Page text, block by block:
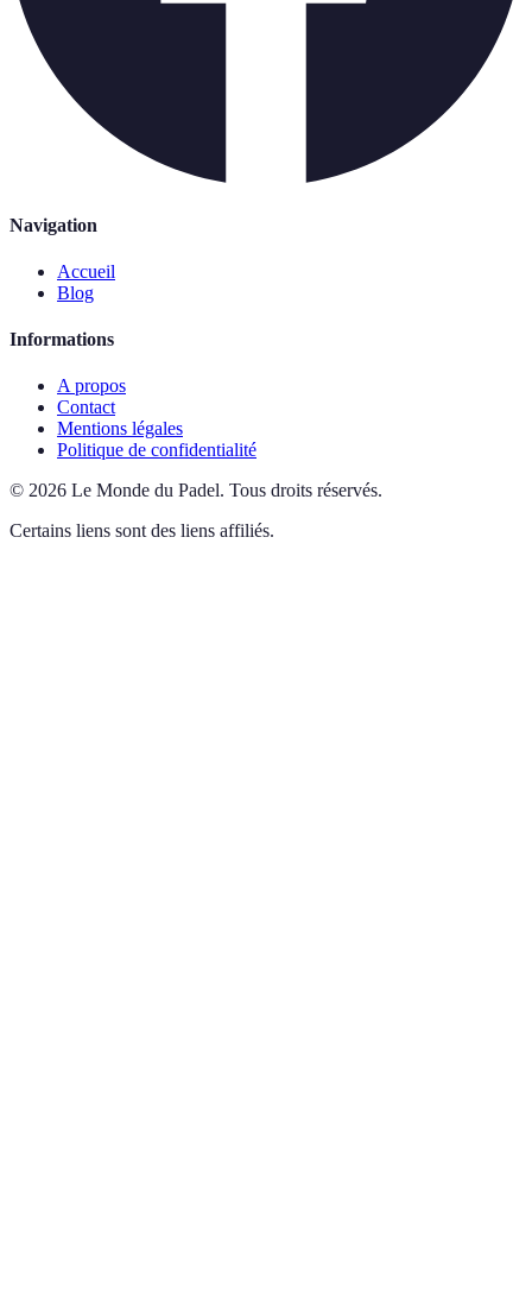
Navigation
Accueil
Blog
Informations
A propos
Contact
Mentions légales
Politique de confidentialité
© 2026 Le Monde du Padel. Tous droits réservés.
Certains liens sont des liens affiliés.